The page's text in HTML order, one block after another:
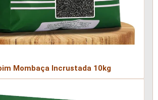
Mombaça Incrustada 10kg